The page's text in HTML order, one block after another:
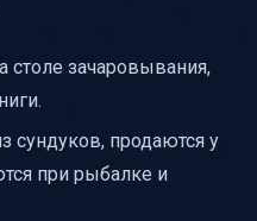
столе зачаровывания,
сундуков, продаются у
при рыбалке и